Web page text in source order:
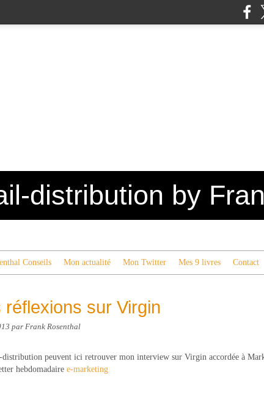
distribution by
Conseils Mon actualité Mon Twitter Mes 9 livres Contact
réflexions sur Virgin
par Frank Rosenthal
distribution peuvent ici retrouver mon interview sur Virgin accordée à
hebdomadaire e-marketing